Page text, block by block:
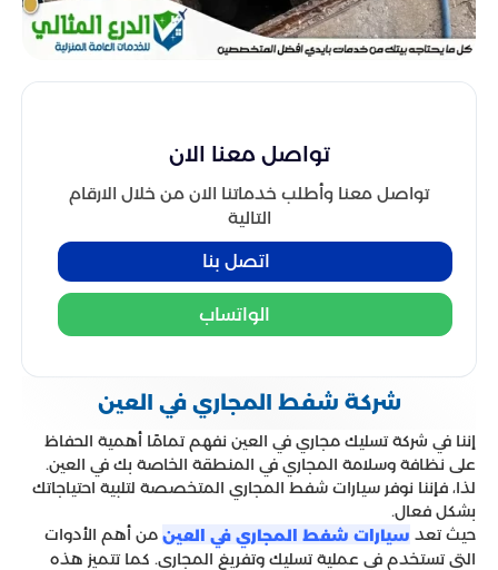
تواصل معنا الان
تواصل معنا وأطلب خدماتنا الان من خلال الارقام
التالية
اتصل بنا
الواتساب
شركة شفط المجاري في العين
إننا في شركة تسليك مجاري في العين نفهم تمامًا أهمية الحفاظ
على نظافة وسلامة المجاري في المنطقة الخاصة بك في العين.
لذا، فإننا نوفر سيارات شفط المجاري المتخصصة لتلبية احتياجاتك
بشكل فعال.
حيث تعد سيارات شفط المجاري في العين من أهم الأدوات
التي تستخدم في عملية تسليك وتفريغ المجاري. كما تتميز هذه